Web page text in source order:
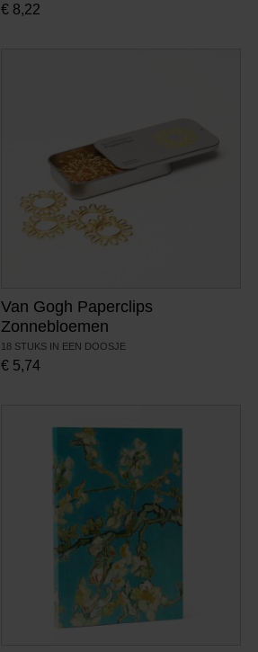
€ 8,22
Van Gogh Paperclips
Zonnebloemen
18 STUKS IN EEN DOOSJE
€ 5,74